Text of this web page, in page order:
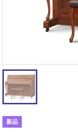
新品